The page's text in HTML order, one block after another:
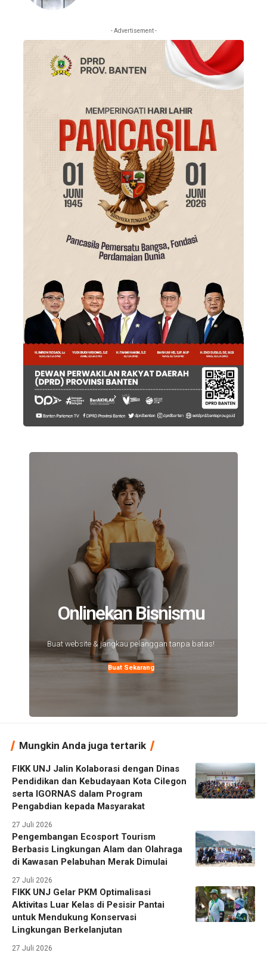
- Advertisement -
Onlinekan Bisnismu
Buat website & jangkau pelanggan tanpa batas!
Buat Sekarang
Mungkin Anda juga tertarik
FIKK UNJ Jalin Kolaborasi dengan Dinas
Pendidikan dan Kebudayaan Kota Cilegon
serta IGORNAS dalam Program
Pengabdian kepada Masyarakat
27 Juli 2026
Pengembangan Ecosport Tourism
Berbasis Lingkungan Alam dan Olahraga
di Kawasan Pelabuhan Merak Dimulai
27 Juli 2026
FIKK UNJ Gelar PKM Optimalisasi
Aktivitas Luar Kelas di Pesisir Pantai
untuk Mendukung Konservasi
Lingkungan Berkelanjutan
27 Juli 2026